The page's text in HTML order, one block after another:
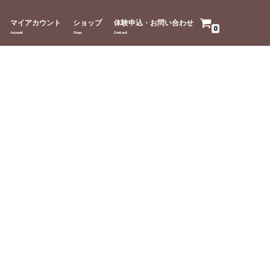
マイアカウント ショップ 体験申込・お問い合わせ
0